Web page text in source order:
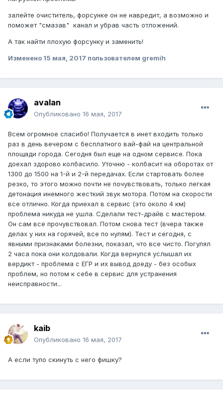
залейте очиститель, форсунке он не навредит, а возможно и
поможет "смазав" канал и убрав часть отложений.
А так найти плохую форсунку и заменить!
Изменено 15 мая, 2017 пользователем gremih
avalan
Опубликовано 16 мая, 2017
Всем огромное спасибо! Получается в инет входить только
раз в день вечером с бесплатного вай-фай на центральной
площади города. Сегодня был еще на одном сервисе. Пока
доехал здорово колбасило. Уточню - колбасит на оборотах от
1300 до 1500 на 1-й и 2-й передачах. Если стартовать более
резко, то этого можно почти не почувствовать, только легкая
детонация инемного жесткий звук мотора. Потом на скорости
все отлично. Когда приехал в сервис (это около 4 км)
проблема никуда не ушла. Сделали тест-драйв с мастером.
Он сам все прочувствовал. Потом снова тест (вчера также
делах у них на горячей, все по нулям). Тест и сегодня, с
явными признаками болезни, показал, что все чисто. Погулял
2 часа пока они колдовали. Когда вернулся услышал их
вердикт - проблема с ЕГР и их вывод доеду - без особых
проблем, но потом к себе в сервис для устранения
неисправности...
kaib
Опубликовано 16 мая, 2017
А если тупо скинуть с него фишку?